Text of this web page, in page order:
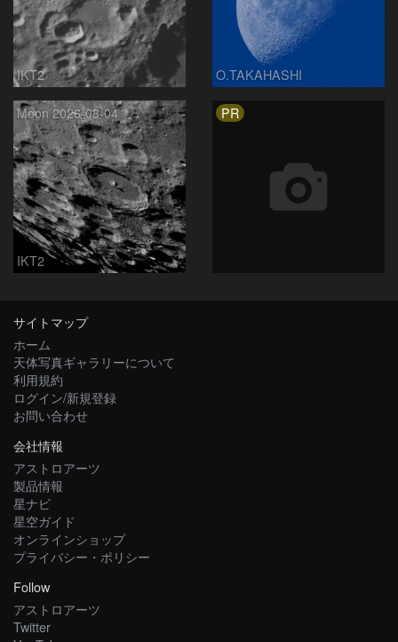
IKT2 O.TAKAHASHI
Moon 2026-08-04
IKT2
PR
サイトマップ
ホーム
天体写真ギャラリーについて
利用規約
ログイン/新規登録
お問い合わせ
会社情報
アストロアーツ
製品情報
星ナビ
星空ガイド
オンラインショップ
プライバシー・ポリシー
Follow
アストロアーツ
Twitter